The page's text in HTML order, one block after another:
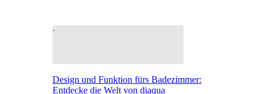
Design und Funktion fürs Badezimmer:
Entdecke die Welt von diaqua